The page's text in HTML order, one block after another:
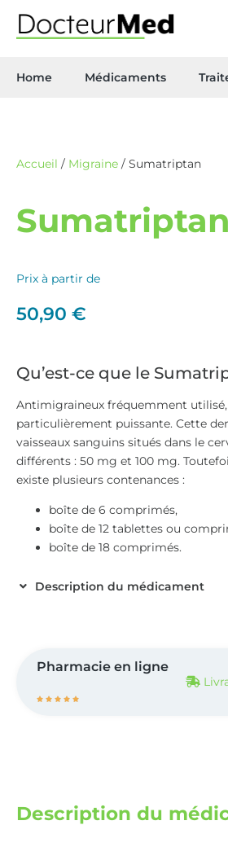
Home Médicaments
Accueil / Migraine / Sumatriptan
Sumatriptan
Prix à partir de
50,90 €
Qu’est-ce que le
Antimigraineux fréquemment
particulièrement puissante. Cette
vaisseaux sanguins situés dans le
différents : 50 mg et 100 mg.
existe plusieurs contenances :
boîte de 6 comprimés,
boîte de 12 tablettes ou
boîte de 18 comprimés.
Description du médicament
Pharmacie en ligne
    
Description du